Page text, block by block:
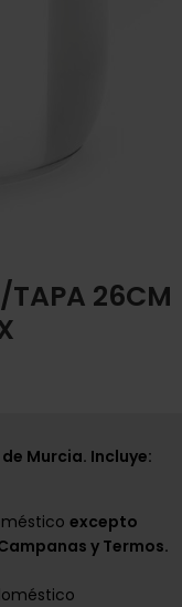
TAPA 26CM
Murcia. Incluye:
excepto
y Termos.